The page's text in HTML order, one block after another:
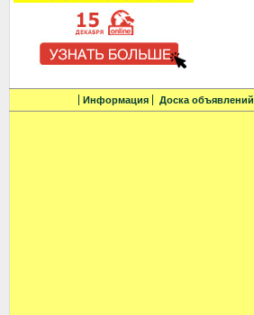
Информация Доска объявлений